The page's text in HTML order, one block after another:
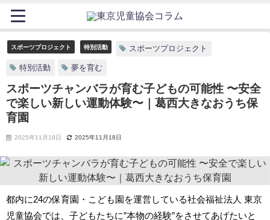
スポーツプロジェクト 特別活動 スポーツプロジェクト
特別活動 夢を育む
スポーツチャンバラが育む子どもの可能性 〜安全
で楽しい新しい運動体験〜｜葛西大きなおうち保
育園
2025年11月18日 2025年11月18日
都内に24の保育園・こども園を運営している社会福祉法人 東京
児童協会では、子どもたちに”本物の経験”をさせてあげたいと